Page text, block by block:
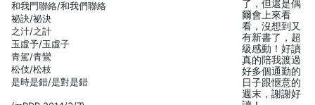
和我門聯絡/和我們聯絡
祕訣/祕決
之汁/之計
玉虛予/玉虛子
青駕/青鸞
松伎/松枝
是時是錯/是對是錯
了，但還是偶
爾會上來看
看，沒想到又
有新書了，超
級感動！好讀
真的陪我渡過
好多個通勤的
日子跟愜意的
週末，謝謝好